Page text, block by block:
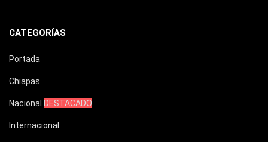
CATEGORÍAS
Portada
Chiapas
Nacional DESTACADO
Internacional